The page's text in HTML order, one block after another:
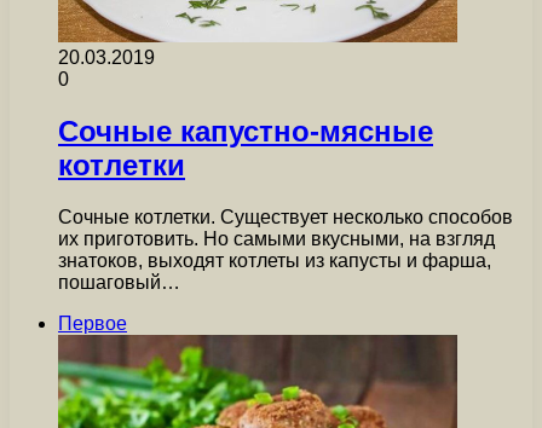
20.03.2019
0
Сочные капустно-мясные
котлетки
Сочные котлетки. Существует несколько способов
их приготовить. Но самыми вкусными, на взгляд
знатоков, выходят котлеты из капусты и фарша,
пошаговый…
Первое